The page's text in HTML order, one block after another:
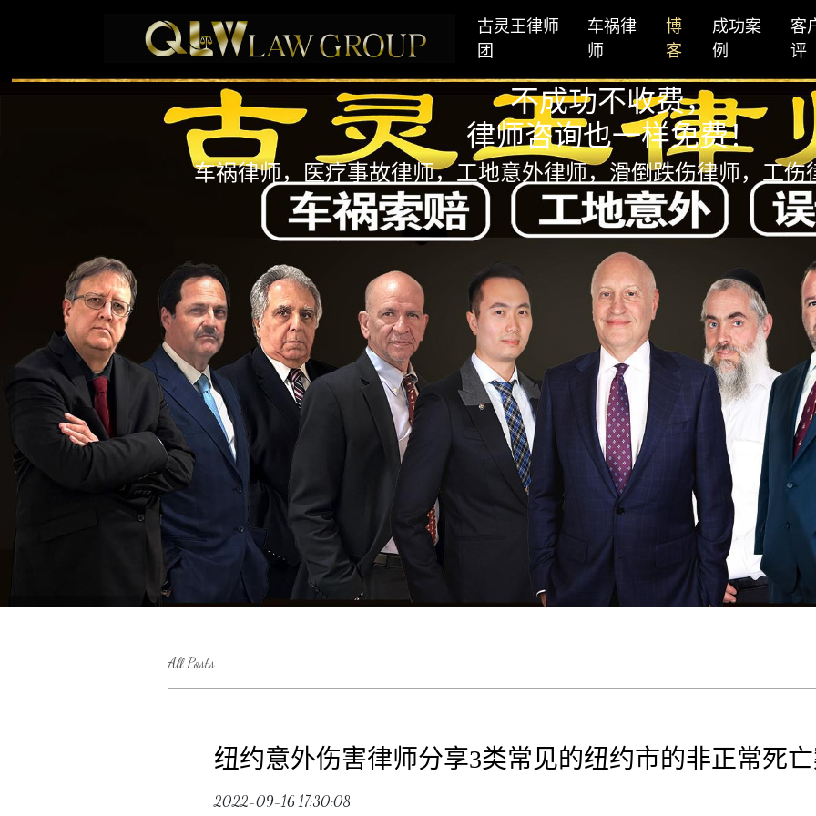
古灵王律师
团
车祸律
师
博
客
成功案
例
客
评
不成功不收费，
律师咨询也一样免费！
车祸律师，医疗事故律师，工地意外律师，滑倒跌伤律师，工伤
All Posts
纽约意外伤害律师分享3类常见的纽约市的非正常死
2022-09-16 17:30:08